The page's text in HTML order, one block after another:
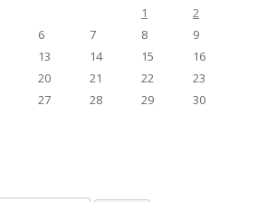
1
2
6 7 8
9
13 14 15
16
20 21 22
23
27 28 29
30